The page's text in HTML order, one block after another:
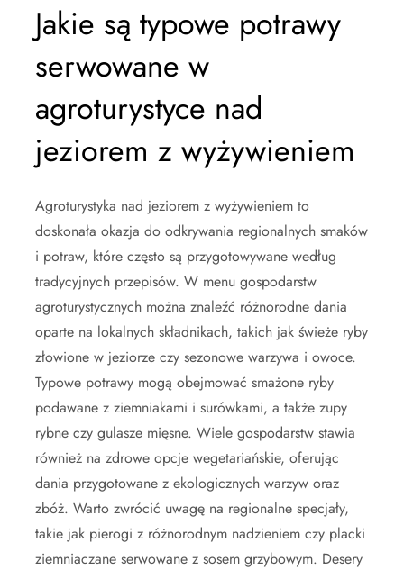
Jakie są typowe potrawy
serwowane w
agroturystyce nad
jeziorem z wyżywieniem
Agroturystyka nad jeziorem z wyżywieniem to
doskonała okazja do odkrywania regionalnych smaków
i potraw, które często są przygotowywane według
tradycyjnych przepisów. W menu gospodarstw
agroturystycznych można znaleźć różnorodne dania
oparte na lokalnych składnikach, takich jak świeże ryby
złowione w jeziorze czy sezonowe warzywa i owoce.
Typowe potrawy mogą obejmować smażone ryby
podawane z ziemniakami i surówkami, a także zupy
rybne czy gulasze mięsne. Wiele gospodarstw stawia
również na zdrowe opcje wegetariańskie, oferując
dania przygotowane z ekologicznych warzyw oraz
zbóż. Warto zwrócić uwagę na regionalne specjały,
takie jak pierogi z różnorodnym nadzieniem czy placki
ziemniaczane serwowane z sosem grzybowym. Desery